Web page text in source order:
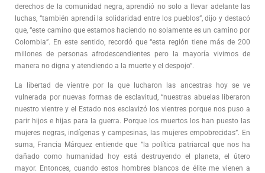
derechos de la comunidad negra, aprendió no solo a llevar adelante las
luchas, “también aprendí la solidaridad entre los pueblos”, dijo y destacó
que, “este camino que estamos haciendo no solamente es un camino por
Colombia”. En este sentido, recordó que “esta región tiene más de 200
millones de personas afrodescendientes pero la mayoría vivimos de
manera no digna y atendiendo a la muerte y el despojo”.
La libertad de vientre por la que lucharon las ancestras hoy se ve
vulnerada por nuevas formas de esclavitud, “nuestras abuelas liberaron
nuestro vientre y el Estado nos esclavizó los vientres porque nos puso a
parir hijos e hijas para la guerra. Porque los muertos los han puesto las
mujeres negras, indígenas y campesinas, las mujeres empobrecidas”. En
suma, Francia Márquez entiende que “la política patriarcal que nos ha
dañado como humanidad hoy está destruyendo el planeta, el útero
mayor. Entonces, cuando estos hombres blancos de élite me vienen a